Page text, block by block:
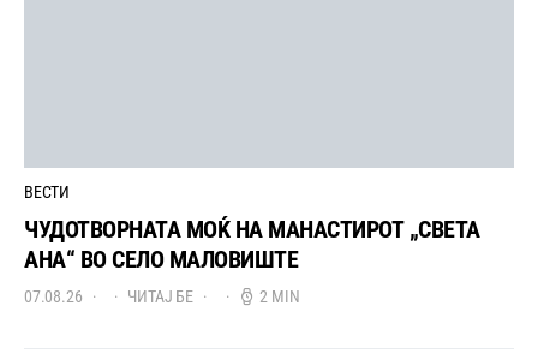
ВЕСТИ
ЧУДОТВОРНАТА МОЌ НА МАНАСТИРОТ „СВЕТА
АНА“ ВО СЕЛО МАЛОВИШТЕ
07.08.26 ЧИТАЈ БЕ 2 MIN